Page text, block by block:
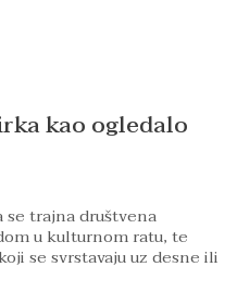
kao ogledalo
trajna društvena
u kulturnom ratu, te
se svrstavaju uz desne ili